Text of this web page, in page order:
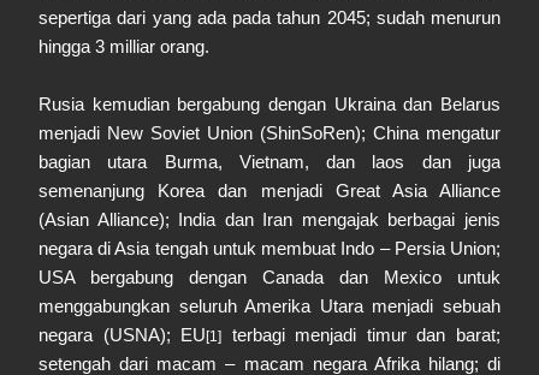
sepertiga dari yang ada pada tahun 2045; sudah menurun
hingga 3 milliar orang.
Rusia kemudian bergabung dengan Ukraina dan Belarus
menjadi New Soviet Union (ShinSoRen); China mengatur
bagian utara Burma, Vietnam, dan laos dan juga
semenanjung Korea dan menjadi Great Asia Alliance
(Asian Alliance); India dan Iran mengajak berbagai jenis
negara di Asia tengah untuk membuat Indo – Persia Union;
USA bergabung dengan Canada dan Mexico untuk
menggabungkan seluruh Amerika Utara menjadi sebuah
negara (USNA); EU[1] terbagi menjadi timur dan barat;
setengah dari macam – macam negara Afrika hilang; di